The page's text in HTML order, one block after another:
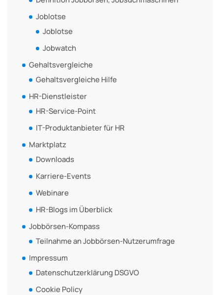
Joblotse
Joblotse
Jobwatch
Gehaltsvergleiche
Gehaltsvergleiche Hilfe
HR-Dienstleister
HR-Service-Point
IT-Produktanbieter für HR
Marktplatz
Downloads
Karriere-Events
Webinare
HR-Blogs im Überblick
Jobbörsen-Kompass
Teilnahme an Jobbörsen-Nutzerumfrage
Impressum
Datenschutzerklärung DSGVO
Cookie Policy